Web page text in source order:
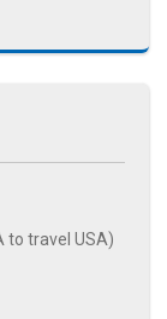
to travel USA)